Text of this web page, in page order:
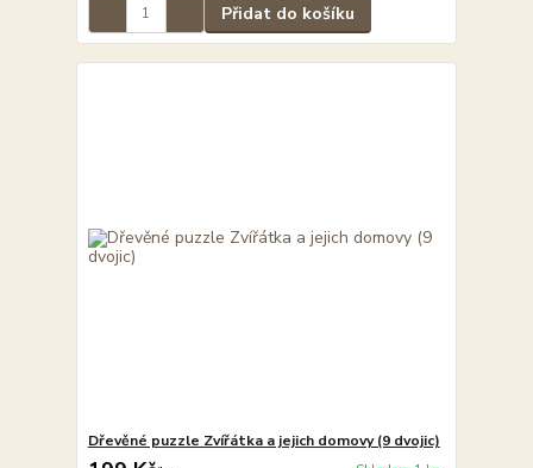
Přidat do košíku
Dřevěné puzzle Zvířátka a jejich domovy (9 dvojic)